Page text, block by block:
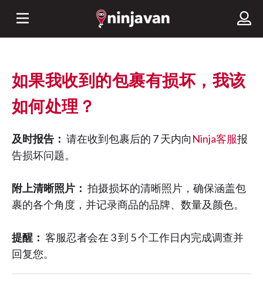
如果我收到的包裹有损坏，我该
如何处理？
及时报告： 请在收到包裹后的 7 天内向 Ninja客服报
告损坏问题。
附上清晰照片： 拍摄损坏的清晰照片，确保涵盖包
裹的各个角度，并记录商品的品牌、数量及颜色。
提醒： 客服忍者会在 3 到 5 个工作日内完成调查并
回复您。